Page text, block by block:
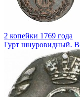
2 копейки 1769 года
Гурт шнуровидный.